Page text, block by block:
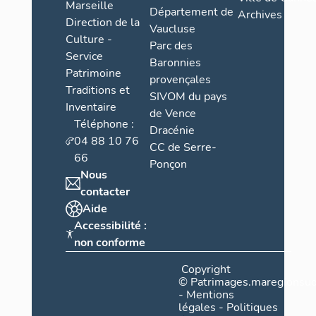
Marseille
Direction de la
Culture -
Service
Patrimoine
Traditions et
Inventaire
Téléphone :
04 88 10 76
66
Nous
contacter
Aide
Accessibilité :
non conforme
Département de
Vaucluse
Parc des
Baronnies
provençales
SIVOM du pays
de Vence
Dracénie
CC de Serre-
Ponçon
Archives
Copyright
©
- Mentions
légales - Politiques